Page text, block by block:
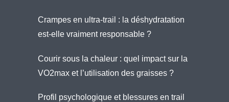
Crampes en ultra-trail : la déshydratation
est-elle vraiment responsable ?
Courir sous la chaleur : quel impact sur la
VO2max et l’utilisation des graisses ?
Profil psychologique et blessures en trail